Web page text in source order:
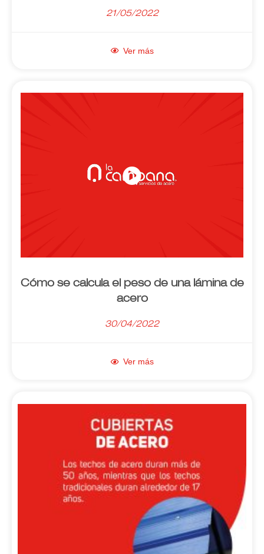
21/05/2022
Ver más
Cómo se calcula el peso de una lámina de
acero
30/04/2022
Ver más